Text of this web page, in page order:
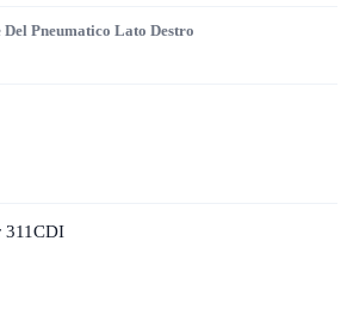
Pneumatico Lato Destro
311CDI